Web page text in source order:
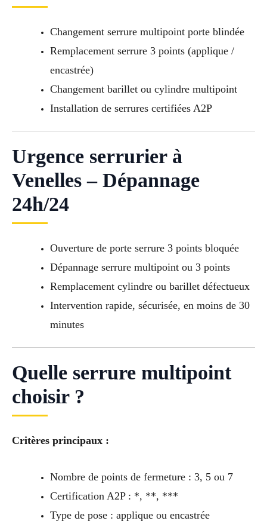
Changement serrure multipoint porte blindée
Remplacement serrure 3 points (applique /
encastrée)
Changement barillet ou cylindre multipoint
Installation de serrures certifiées A2P
Urgence serrurier à
Venelles – Dépannage
24h/24
Ouverture de porte serrure 3 points bloquée
Dépannage serrure multipoint ou 3 points
Remplacement cylindre ou barillet défectueux
Intervention rapide, sécurisée, en moins de 30
minutes
Quelle serrure multipoint
choisir ?
Critères principaux :
Nombre de points de fermeture : 3, 5 ou 7
Certification A2P : *, **, ***
Type de pose : applique ou encastrée